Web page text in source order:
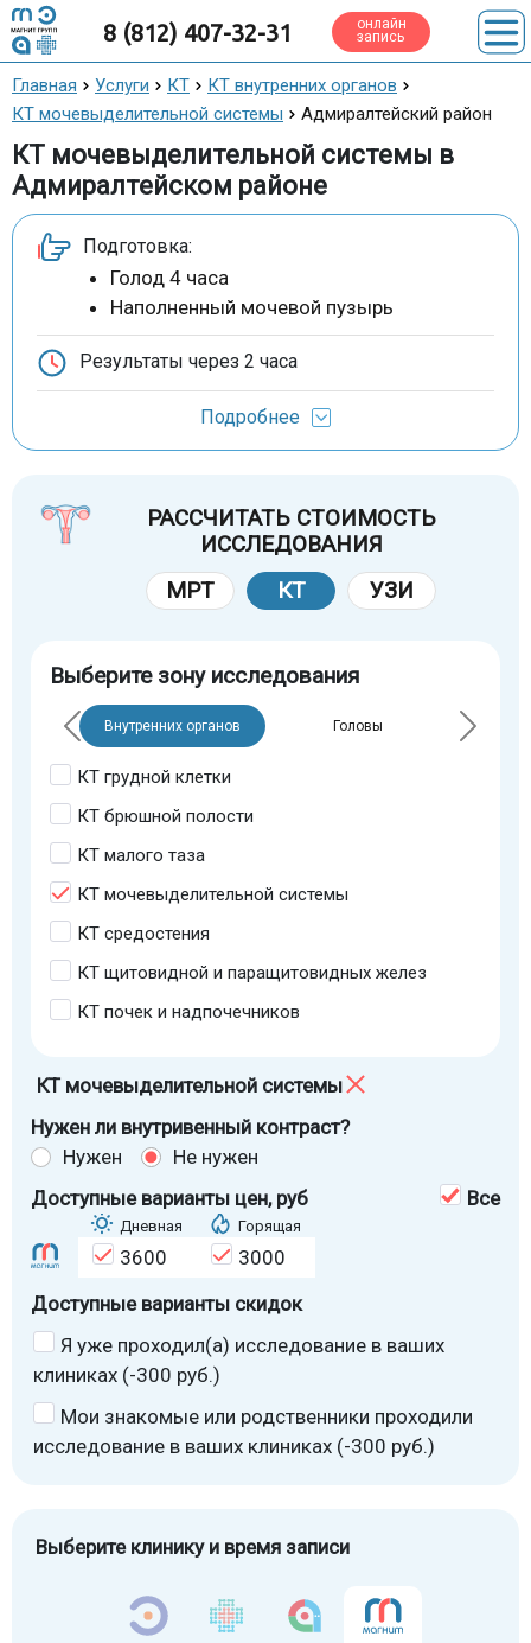
8 (812) 407-32-31 онлайн
запись
Главная Услуги КТ
КТ внутренних органов
КТ мочевыделительной системы
Адмиралтейский район
КТ мочевыделительной системы в
Адмиралтейском районе
РАССЧИТАТЬ СТОИМОСТЬ
ИССЛЕДОВАНИЯ
МРТ
КТ УЗИ
Выберите зону исследования
Внутренних органов Головы
КТ грудной клетки
КТ брюшной полости
КТ малого таза
КТ мочевыделительной системы
КТ средостения
КТ щитовидной и паращитовидных желез
КТ почек и надпочечников
КТ мочевыделительной системы
Нужен ли внутривенный контраст?
Нужен
Не нужен
Доступные варианты цен, руб Все
Дневная Горящая
3600
3000
Доступные варианты скидок
Я уже проходил(а) исследование в ваших
клиниках (-300 руб.)
Мои знакомые или родственники проходили
исследование в ваших клиниках (-300 руб.)
Подготовка:
Голод 4 часа
Наполненный мочевой пузырь
Результаты через 2 часа
Подробнее
Выберите клинику и время записи